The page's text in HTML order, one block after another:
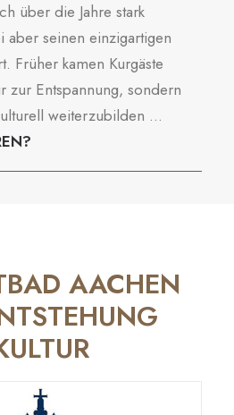
über die Jahre stark
aber seinen einzigartigen
Früher kamen Kurgäste
zur Entspannung, sondern
weiterzubilden ...
AACHEN